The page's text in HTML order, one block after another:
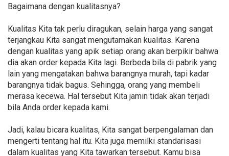
Bagaimana dengan kualitasnya?
Kualitas Kita tak perlu diragukan, selain harga yang sangat
terjangkau Kita sangat mengutamakan kualitas. Karena
dengan kualitas yang apik setiap orang akan berpikir bahwa
dia akan order kepada Kita lagi. Berbeda bila di pabrik yang
lain yang mengatakan bahwa barangnya murah, tapi kadar
barangnya tidak bagus. Sehingga, orang yang membeli
merasa kecewa. Hal tersebut Kita jamin tidak akan terjadi
bila Anda order kepada kami.
Jadi, kalau bicara kualitas, Kita sangat berpengalaman dan
mengerti tentang hal itu. Kita juga memilki standarisasi
dalam kualitas yang Kita tawarkan tersebut. Kamu bisa